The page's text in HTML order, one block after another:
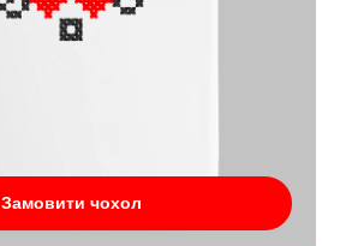
Замовити чохол